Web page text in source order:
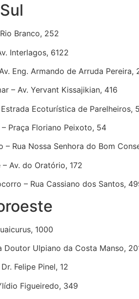
Branco, 252
Interlagos, 6122
Eng. Armando de Arruda Pereira,
– Av. Yervant Kissajikian, 416
Ecoturística de Parelheiros,
Praça Floriano Peixoto, 54
– Rua Nossa Senhora do Bom
Av. do Oratório, 172
– Rua Cassiano dos Santos,
1000
Doutor Ulpiano da Costa Manso,
Felipe Pinel, 12
Figueiredo, 349